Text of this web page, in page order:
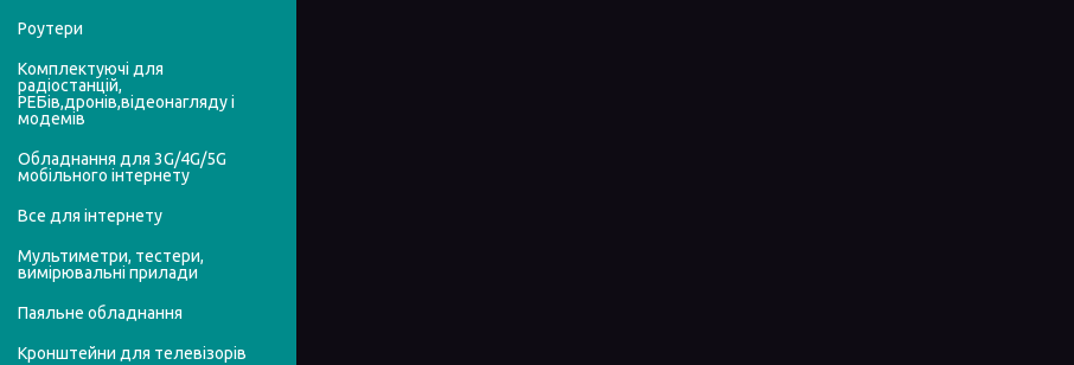
Роутери
Комплектуючі для
радіостанцій,
РЕБів,дронів,відеонагляду і
модемів
Обладнання для 3G/4G/5G
мобільного інтернету
Все для інтернету
Мультиметри, тестери,
вимірювальні прилади
Паяльне обладнання
Кронштейни для телевізорів